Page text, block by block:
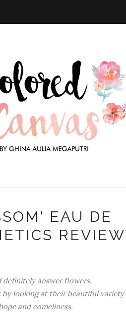
EAU DE
REVIEW
definitely answer flowers.
by looking at their beautiful variety
and comeliness.